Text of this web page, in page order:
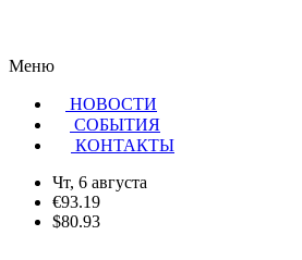
Меню
НОВОСТИ
CОБЫТИЯ
КОНТАКТЫ
Чт, 6 августа
€93.19
$80.93